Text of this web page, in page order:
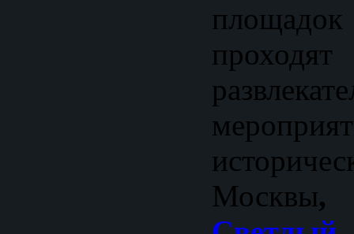
Москвы,